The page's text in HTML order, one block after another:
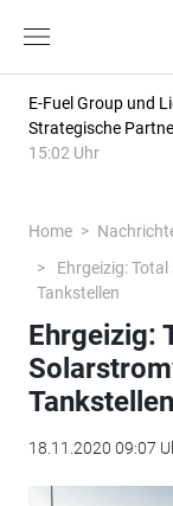
E-Fuel Group und
Strategische
15:02 Uhr
Home
Ehrgeizig:
Tankstellen
Ehrgeizig:
Tankstellen
18.11.2020 09:07